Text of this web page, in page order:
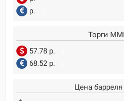
р.
Торги
57.78 р.
68.52 р.
Цена